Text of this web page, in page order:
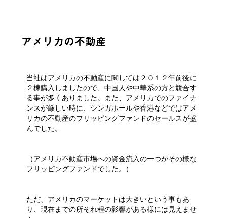
アメリカの不動産
当社はアメリカの不動産に関しては２０１２年前後に
２棟購入しましたので、中国人や中華系の方と競合す
る事が多くありました。また、アメリカでのファイナ
ンスが厳しい時に、シンガポールや香港などではアメ
リカの不動産のフリッピングファンドのセールスが盛
んでした。
（アメリカ不動産市場への資金流入の一つがその様な
フリッピングファンドでした。）
ただ、アメリカのマーケットは大きいという事もあ
り、現在までの所それ程の影響がある様には見えませ